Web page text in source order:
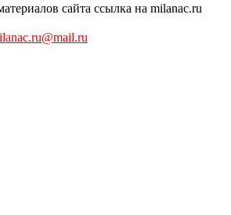
сайта ссылка на milanac.ru